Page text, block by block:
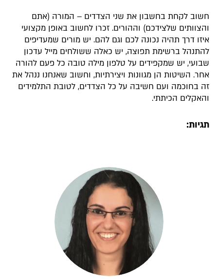
חשוב לקחת בחשבון את שני הצדדים – המורה (אתם
והצוותים שלצידכם) וההורים. זכרו לחשוב באופן מקצועי
איזו דרך תהיה נכונה לכם וגם להם. יש מורים שמעדיפים
להתנהל ברשימת תפוצה, יש כאלה ששולחים מייל עדכון
שבועי, יש שמקפידים על טלפון מילה טובה כל פעם להורה
אחר. השיטות הן מגוונות ויצירתיות, וחשוב שאנחנו ננהל את
זה בחוכמה ועם חשיבה על כל הצדדים, לטובת התלמידים
והאקלים הכיתתי.
תגיות: